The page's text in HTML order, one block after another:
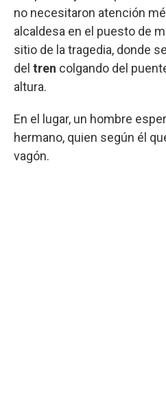
no necesitaron atención
alcaldesa en el puesto de
sitio de la tragedia, donde
del tren colgando del
altura.
En el lugar, un hombre
hermano, quien según él
vagón.